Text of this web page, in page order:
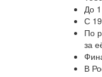
До
С
По
за
В